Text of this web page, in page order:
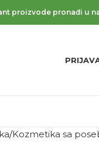
proizvode pronađi u
Kozmetika sa